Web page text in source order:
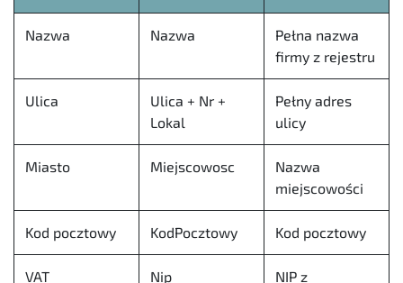
Nazwa Nazwa
Pełna nazwa
firmy z rejestru
Ulica
Ulica + Nr +
Lokal
Pełny adres
ulicy
Miasto Miejscowosc
Nazwa
miejscowości
Kod pocztowy KodPocztowy Kod pocztowy
VAT Nip NIP z